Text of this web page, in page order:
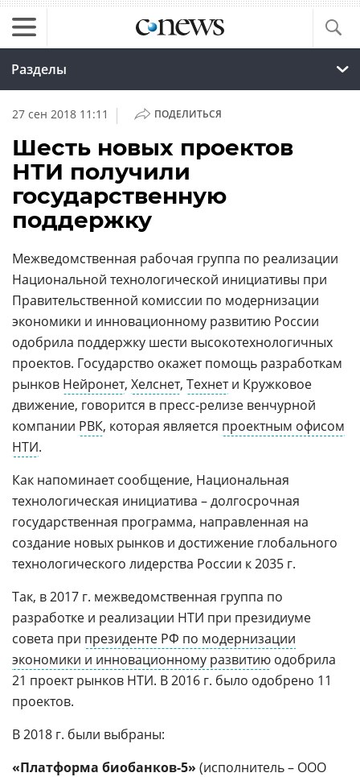
Разделы
27 сен 2018 11:11 | ПОДЕЛИТЬСЯ
Шесть новых проектов
НТИ получили
государственную
поддержку
Межведомственная рабочая группа по реализации
Национальной технологической инициативы при
Правительственной комиссии по модернизации
экономики и инновационному развитию России
одобрила поддержку шести высокотехнологичных
проектов. Государство окажет помощь разработкам
рынков Нейронет, Хелснет, Технети Кружковое
движение, говорится в пресс-релизе венчурной
компании РВК, которая является проектным офисом
НТИ.
Как напоминает сообщение, Национальная
технологическая инициатива – долгосрочная
государственная программа, направленная на
создание новых рынков и достижение глобального
технологического лидерства России к 2035 г.
Так, в 2017 г. межведомственная группа по
разработке и реализации НТИ при президиуме
совета при президенте РФ по модернизации
экономики и инновационному развитию одобрила
21 проект рынков НТИ. В 2016 г. было одобрено 11
проектов.
В 2018 г. были выбраны:
«Платформа биобанков-5» (исполнитель – ООО